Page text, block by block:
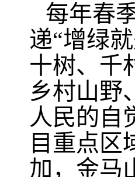
每年春
递“增绿
十树、千
乡村山野
人民的自
目重点区
加，金马